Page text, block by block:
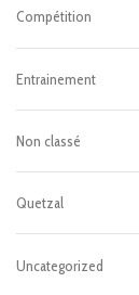
Compétition
Entrainement
Non classé
Quetzal
Uncategorized